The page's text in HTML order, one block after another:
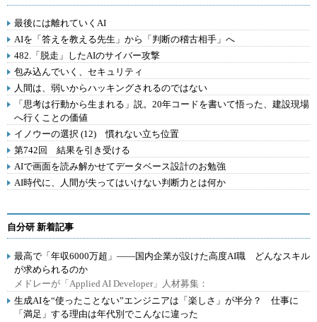
最後には離れていくAI
AIを「答えを教える先生」から「判断の稽古相手」へ
482.「脱走」したAIのサイバー攻撃
包み込んでいく、セキュリティ
人間は、弱いからハッキングされるのではない
「思考は行動から生まれる」説。20年コードを書いて悟った、建設現場
へ行くことの価値
イノウーの選択 (12) 慣れない立ち位置
第742回 結果を引き受ける
AIで画面を読み解かせてデータベース設計のお勉強
AI時代に、人間が失ってはいけない判断力とは何か
自分研 新着記事
最高で「年収6000万超」――国内企業が設けた高度AI職 どんなスキル
が求められるのか
メドレーが「Applied AI Developer」人材募集：
生成AIを“使ったことない”エンジニアは「楽しさ」が半分？ 仕事に
「満足」する理由は年代別でこんなに違った